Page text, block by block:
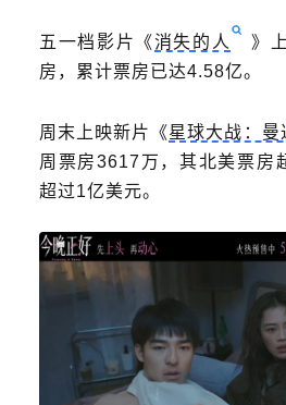
五一档影片《消失的人
》
房，累计票房已达4.58亿。
周末上映新片《星球大战：曼
周票房3617万，其北美票房
超过1亿美元。